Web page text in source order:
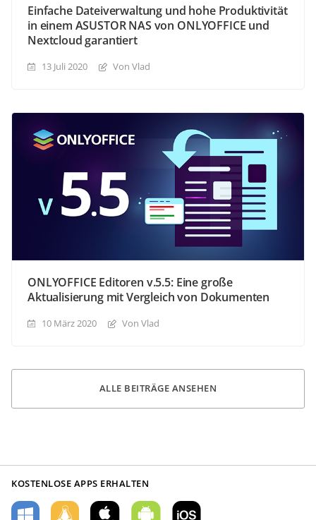
Einfache Dateiverwaltung und hohe Produktivität
in einem ASUSTOR NAS von ONLYOFFICE und
Nextcloud garantiert
13 Juli 2020 Von Vlad
ONLYOFFICE Editoren v.5.5: Eine große
Aktualisierung mit Vergleich von Dokumenten
10 März 2020 Von Vlad
ALLE BEITRÄGE ANSEHEN
KOSTENLOSE APPS ERHALTEN